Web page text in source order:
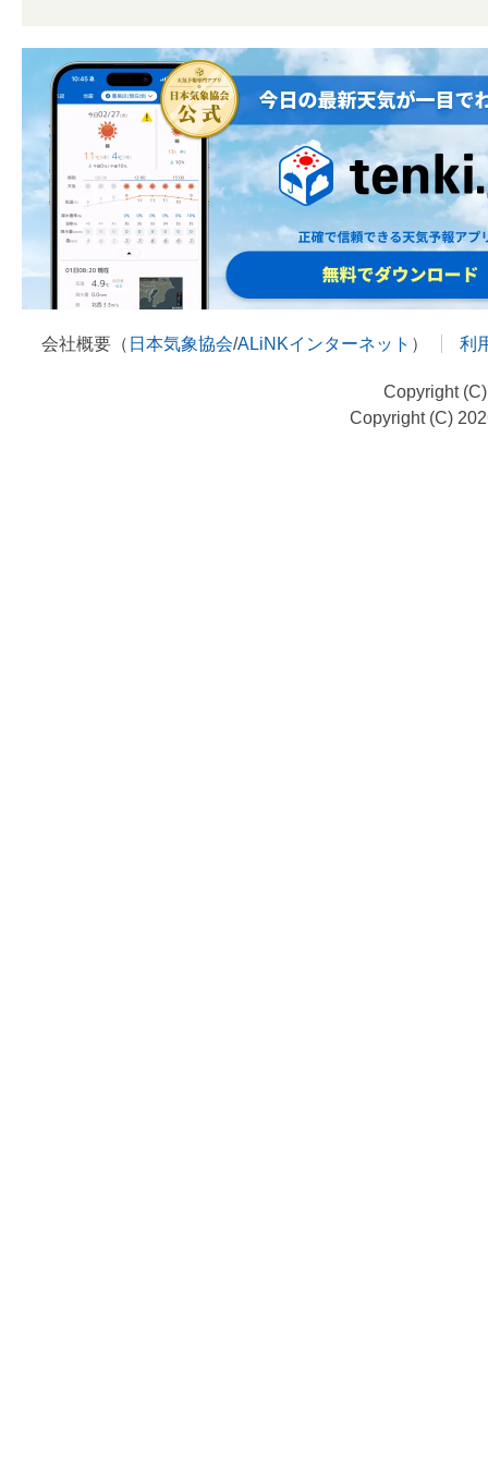
会社概要（ 日本気象協会/ALiNKインターネット ） 利
Copyright
Copyright (C)